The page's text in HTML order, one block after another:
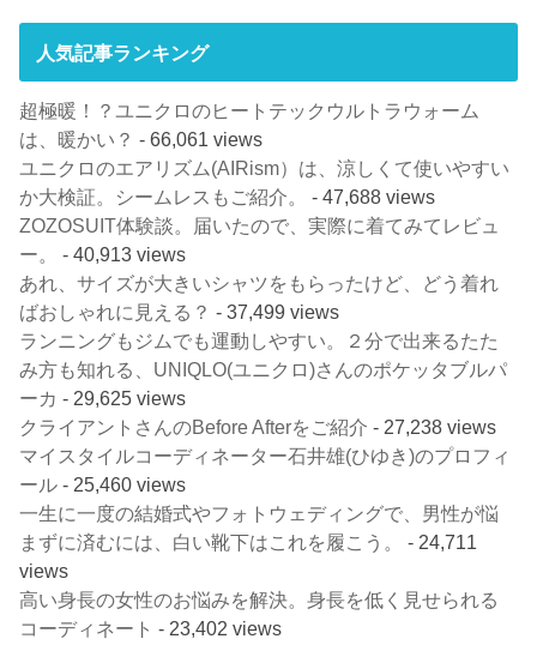
人気記事ランキング
超極暖！？ユニクロのヒートテックウルトラウォーム
は、暖かい？ - 66,061 views
ユニクロのエアリズム(AIRism）は、涼しくて使いやすい
か大検証。シームレスもご紹介。
- 47,688 views
ZOZOSUIT体験談。届いたので、実際に着てみてレビュ
ー。
- 40,913 views
あれ、サイズが大きいシャツをもらったけど、どう着れ
ばおしゃれに見える？ - 37,499 views
ランニングもジムでも運動しやすい。２分で出来るたた
み方も知れる、UNIQLO(ユニクロ)さんのポケッタブルパ
ーカ - 29,625 views
クライアントさんのBefore Afterをご紹介 - 27,238 views
マイスタイルコーディネーター石井雄(ひゆき)のプロフィ
ール - 25,460 views
一生に一度の結婚式やフォトウェディングで、男性が悩
まずに済むには、白い靴下はこれを履こう。
- 24,711
views
高い身長の女性のお悩みを解決。身長を低く見せられる
コーディネート - 23,402 views